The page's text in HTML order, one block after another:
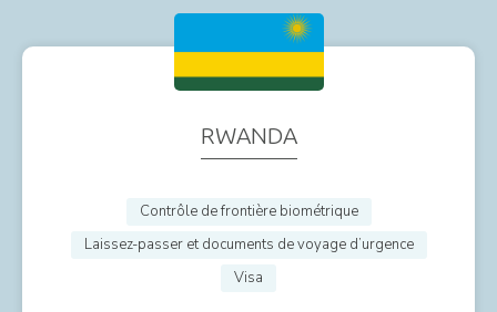
RWANDA
Contrôle de frontière biométrique
Laissez-passer et documents de voyage d’urgence
Visa